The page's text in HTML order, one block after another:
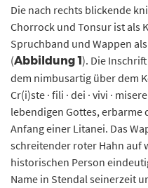
Die nach rechts blickende
Chorrock und Tonsur ist als
Spruchband und Wappen
(Abbildung 1 ). Die
dem nimbusartig über dem
Cr(i)ste · fili · dei · vivi ·
lebendigen Gottes,
Anfang einer Litanei. Das
schreitender roter Hahn auf
historischen Person
Name in Stendal seinerzeit